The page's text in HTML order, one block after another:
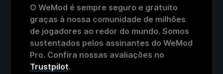
O WeMod é sempre seguro e gratuito
graças à nossa comunidade de milhões
de jogadores ao redor do mundo. Somos
sustentados pelos assinantes do WeMod
Pro. Confira nossas avaliações no
Trustpilot.